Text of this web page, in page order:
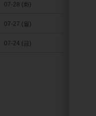
07-28 (화)
07-27 (월)
07-24 (금)